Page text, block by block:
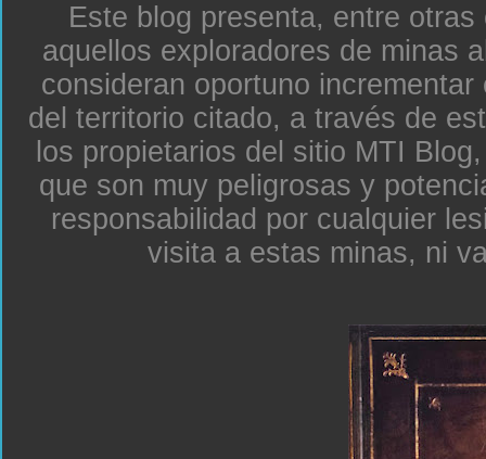
Este blog presenta, entre
aquellos exploradores de minas
consideran oportuno
del territorio citado, a través de
los propietarios del sitio MTI
que son muy peligrosas y
responsabilidad por cualquier
visita a estas minas, ni